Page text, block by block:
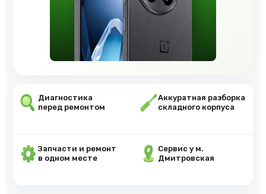
Диагностика
перед ремонтом
Аккуратная разборка
складного корпуса
Запчасти и ремонт
в одном месте
Сервис у м.
Дмитровская